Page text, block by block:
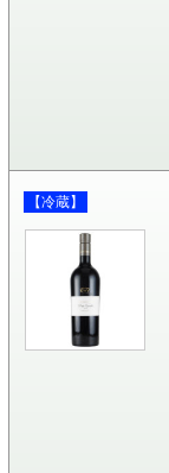
【冷蔵】